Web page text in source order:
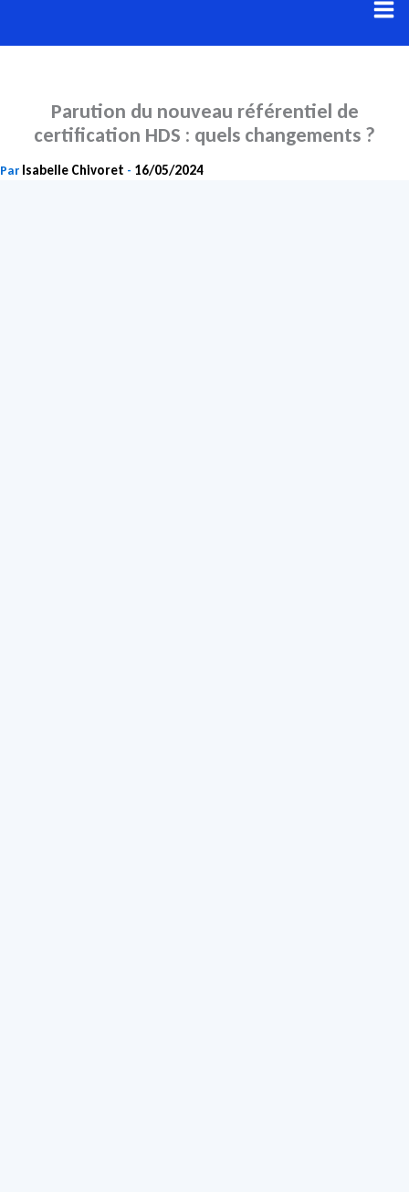
au
Parution du nouveau référentiel de
certification HDS : quels changements ?
Par Isabelle Chivoret - 16/05/2024